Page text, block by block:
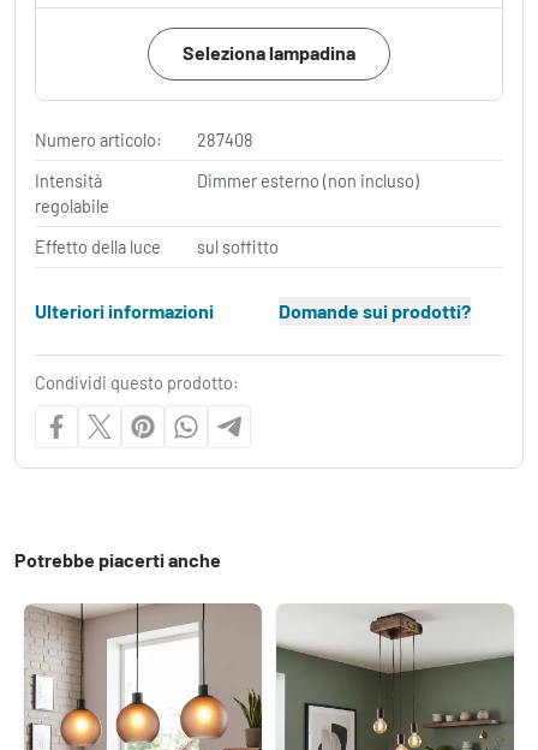
Seleziona lampadina
Numero articolo:
287408
Intensità
regolabile
Dimmer esterno (non incluso)
Effetto della luce sul soffitto
Ulteriori informazioni Domande sui prodotti?
Condividi questo prodotto:
Potrebbe piacerti anche